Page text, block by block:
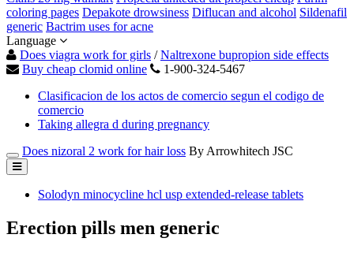
coloring pages Depakote drowsiness Diflucan and alcohol Sildenafil
generic Bactrim uses for acne
Language
Does viagra work for girls /Naltrexone bupropion side effects
Buy cheap clomid online
1-900-324-5467
Clasificacion de los actos de comercio segun el codigo de
comercio
Taking allegra d during pregnancy
Does nizoral 2 work for hair loss By Arrowhitech JSC
Solodyn minocycline hcl usp extended-release tablets
Erection pills men generic